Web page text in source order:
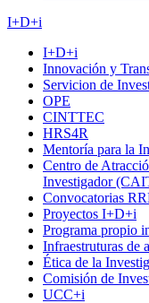
I+D+i
I+D+i
Innovación y
Servicion de
OPE
CINTTEC
HRS4R
Mentoría para la
Centro de
Investigador
Convocatorias
Proyectos I+D+i
Programa propio
Infraestruturas de
Ética de la
Comisión de
UCC+i